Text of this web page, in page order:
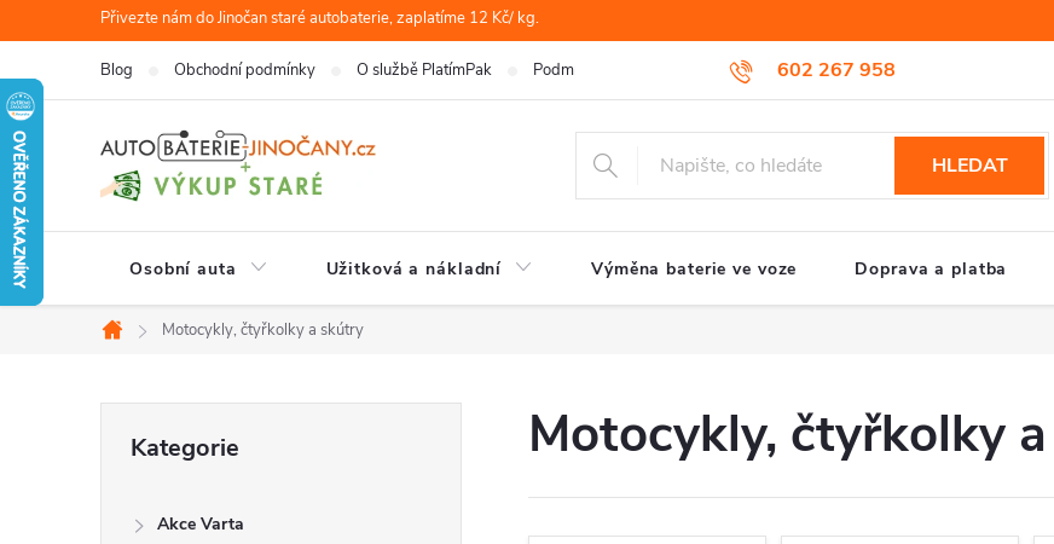
na
obsah
Přivezte nám do Jinočan staré autobaterie, zaplatíme 12 Kč/ kg.
602 267 958
Blog Obchodní podmínky O službě PlatímPak Podmínky ochrany osobních údajů Reklamační řád
HLEDAT
Osobní auta Užitková a nákladní Výměna baterie ve voze Doprava a platba
Domů
Motocykly, čtyřkolky a skútry
kategorie
Kategorie
Akce Varta
Motocykly, čtyřkolky